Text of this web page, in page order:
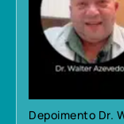
Depoimento Dr.